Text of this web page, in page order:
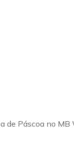
de Páscoa no MB